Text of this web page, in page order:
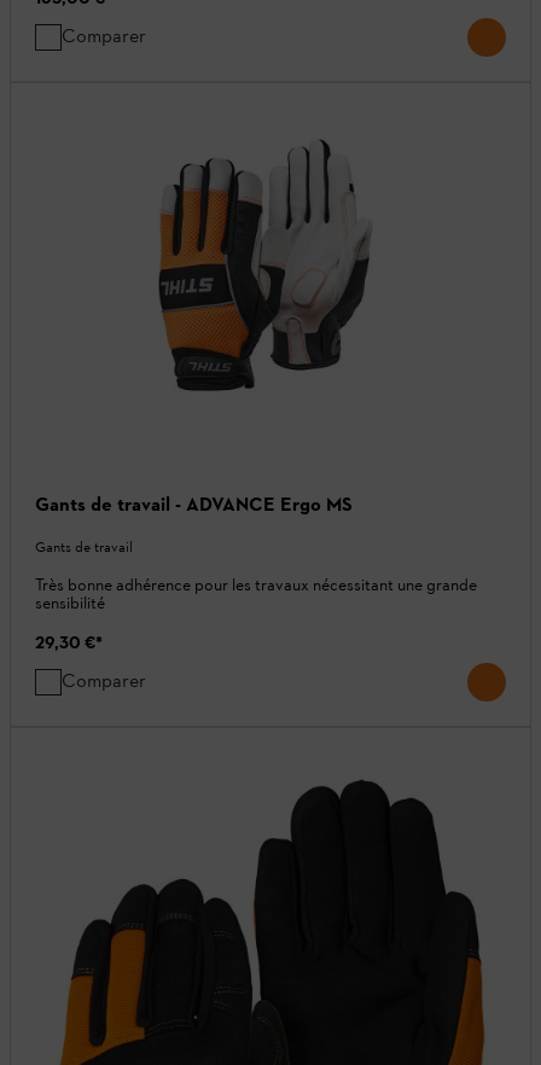
Comparer
Gants de travail - ADVANCE Ergo MS
Gants de travail
Très bonne adhérence pour les travaux nécessitant une grande
sensibilité
29,30 €*
Comparer